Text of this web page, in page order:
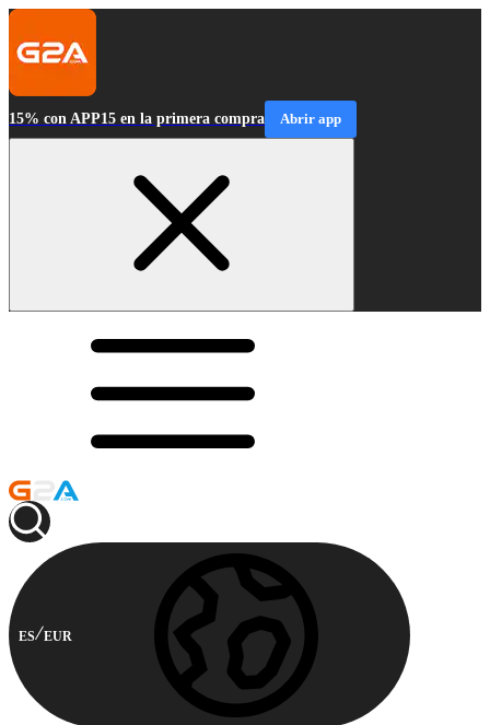
15% con APP15 en la primera compra Abrir app
ES EUR